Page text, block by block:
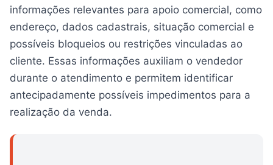
informações relevantes para apoio comercial, como
endereço, dados cadastrais, situação comercial e
possíveis bloqueios ou restrições vinculadas ao
cliente. Essas informações auxiliam o vendedor
durante o atendimento e permitem identificar
antecipadamente possíveis impedimentos para a
realização da venda.